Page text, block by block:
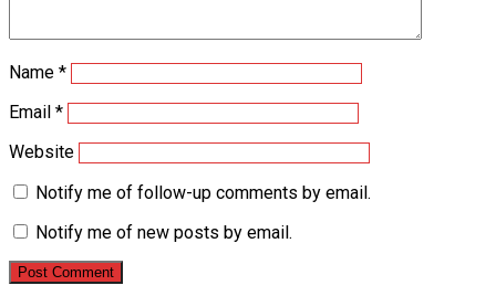
Name *
Email *
Website
Notify me of follow-up comments by email.
Notify me of new posts by email.